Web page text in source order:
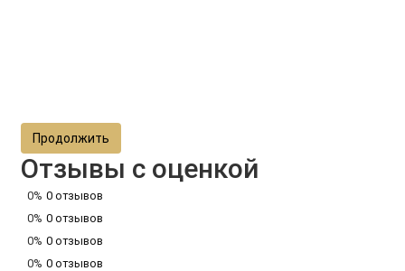
Продолжить
Отзывы с оценкой
0% 0 отзывов
0% 0 отзывов
0% 0 отзывов
0% 0 отзывов